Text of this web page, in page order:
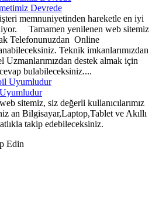
Devrede
memnuniyetinden hareketle en iyi
Tamamen yenilenen web sitemiz
Telefonunuzdan Online
Teknik imkanlarımızdan
Uzmanlarımızdan destek almak için
bulabileceksiniz....
sitemiz, siz değerli kullanıcılarımız
an Bilgisayar,Laptop,Tablet ve Akıllı
takip edebileceksiniz.
Edin